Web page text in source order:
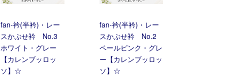
fan-衿(半衿)・レー
スかぶせ衿 No.3
ホワイト・グレー
【カレンブッロッ
ソ】☆
fan-衿(半衿)・レー
スかぶせ衿 No.2
ペールピンク・グレ
ー【カレンブッロッ
ソ】☆